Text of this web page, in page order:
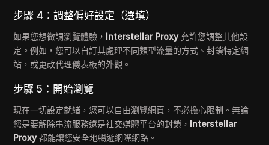
步驟 4：調整偏好設定（選填）
如果您想微調瀏覽體驗， Interstellar Proxy允許您調整其他設
定。例如，您可以自訂其處理不同類型流量的方式、封鎖特定網
站，或更改代理儀表板的外觀。
步驟 5：開始瀏覽
現在一切設定就緒，您可以自由瀏覽網頁，不必擔心限制。無論
您是要解除串流服務還是社交媒體平台的封鎖， Interstellar
Proxy都能讓您安全地暢遊網際網路。